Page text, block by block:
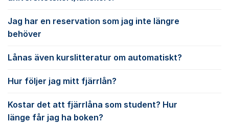
Jag har en reservation som jag inte längre
behöver
Lånas även kurslitteratur om automatiskt?
Hur följer jag mitt fjärrlån?
Kostar det att fjärrlåna som student? Hur
länge får jag ha boken?